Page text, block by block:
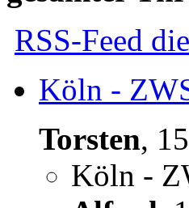
RSS-Feed
Köln -
Torsten,
Köln -